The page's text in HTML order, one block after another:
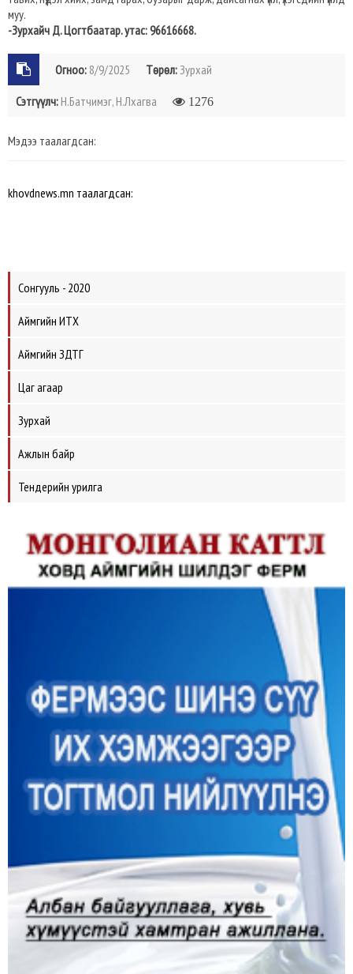
муу.
-Зурхайч Д. Цогтбаатар. утас: 96616668.
Огноо: 8/9/2025 Төрөл:Зурхай
Сэтгүүлч: Н.Батчимэг, Н.Лхагва 1276
Мэдээ таалагдсан:
khovdnews.mn таалагдсан:
Сонгууль - 2020
Аймгийн ИТХ
Аймгийн ЗДТГ
Цаг агаар
Зурхай
Ажлын байр
Тендерийн урилга